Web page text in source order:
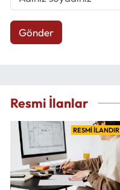
Gönder
Resmi İlanlar
RESMİ İLANDIR